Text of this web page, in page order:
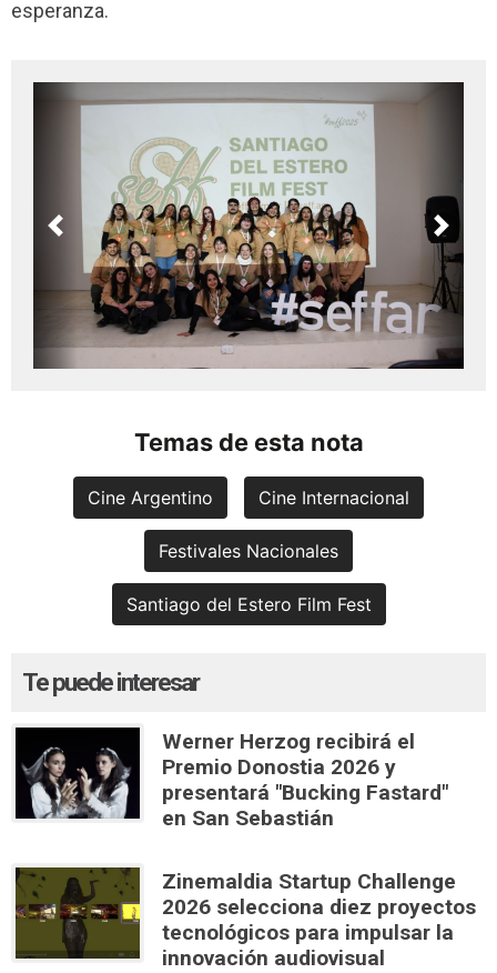
esperanza.
Previous Next
Temas de esta nota
Cine Argentino Cine Internacional
Festivales Nacionales
Santiago del Estero Film Fest
Te puede interesar
Werner Herzog recibirá el
Premio Donostia 2026 y
presentará "Bucking Fastard"
en San Sebastián
Zinemaldia Startup Challenge
2026 selecciona diez proyectos
tecnológicos para impulsar la
innovación audiovisual